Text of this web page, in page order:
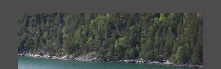
PAYS
CARTE